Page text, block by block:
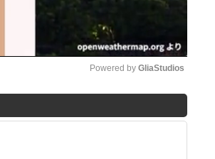
Powered by GliaStudios